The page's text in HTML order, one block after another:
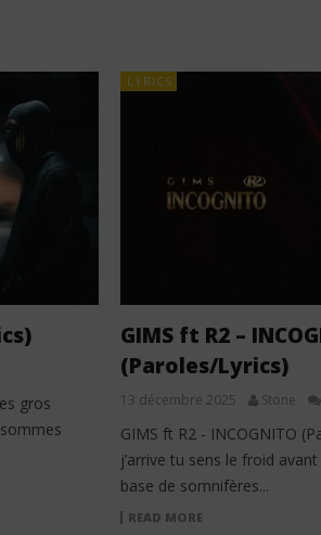
gros
LYRICS
GIMS ft R2 –
(Paroles/Lyrics)
13 décembre 2025 Stone
GIMS ft R2 - INCOGNITO
j’arrive tu sens le froid avant
base de somnifères...
READ MORE